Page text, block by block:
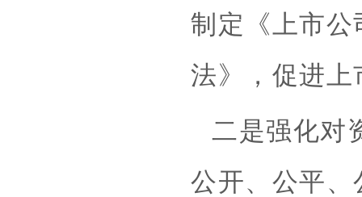
制定《上市
法》，促进
二是强化对
公开、公平、